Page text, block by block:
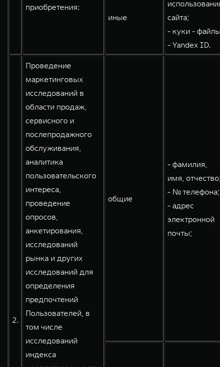
приобретения:
иные
сайта;
- куки -
- Yandex ID.
2.
Проведение
маркетинговых
исследований в
области продаж,
сервисного и
послепродажного
обслуживания,
аналитика
пользовательского
интереса,
проведение
опросов,
анкетирования,
исследований
рынка и других
исследований для
определения
предпочтений
Пользователей, в
том числе
исследований
индекса
общие
- фамилия,
имя,
- № телефона;
- адрес
электронной
почты;